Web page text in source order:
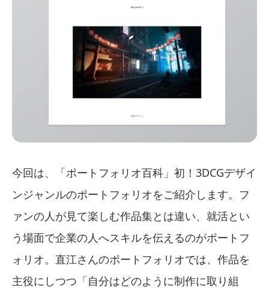
今回は、「ポートフォリオ百科」初！3DCGデザイ
ンジャンルのポートフォリオをご紹介します。フ
ァンの人が見て楽しむ作品集とは違い、就活とい
う場面で企業の人へスキルを伝えるのがポートフ
ォリオ。直江さんのポートフォリオでは、作品を
主役にしつつ「自分はどのように制作に取り組